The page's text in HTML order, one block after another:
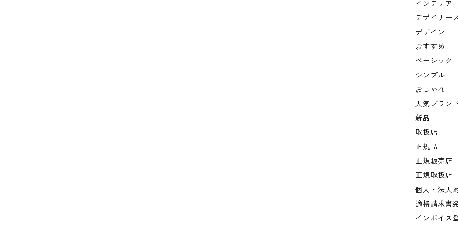
インテリア
デザイナー
デザイン
おすすめ
ベーシック
シンプル
おしゃれ
人気ブラン
新品
取扱店
正規品
正規販売店
正規取扱店
個人・法人
適格請求書
インボイス